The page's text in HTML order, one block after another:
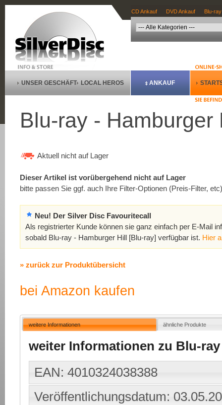
CD Ankauf DVD Ankauf Blu-
UNSER GESCHÄFT LOCAL HEROS ANKAUF
Blu-ray - Hamburger
Aktuell nicht auf Lager
Dieser Artikel ist vorübergehend nicht auf Lager
bitte passen Sie ggf. auch Ihre Filter-Optionen (Preis-Filter,
Neu! Der Silver Disc Favouritecall
Als registrierter Kunde können sie ganz einfach per E-Mail
sobald Blu-ray - Hamburger Hill [Blu-ray] verfügbar ist. Hier
» zurück zur Produktübersicht
bei Amazon kaufen
weitere Informationen ähnliche Produkte
weiter Informationen zu Blu-
EAN: 4010324038388
Veröffentlichungsdatum: